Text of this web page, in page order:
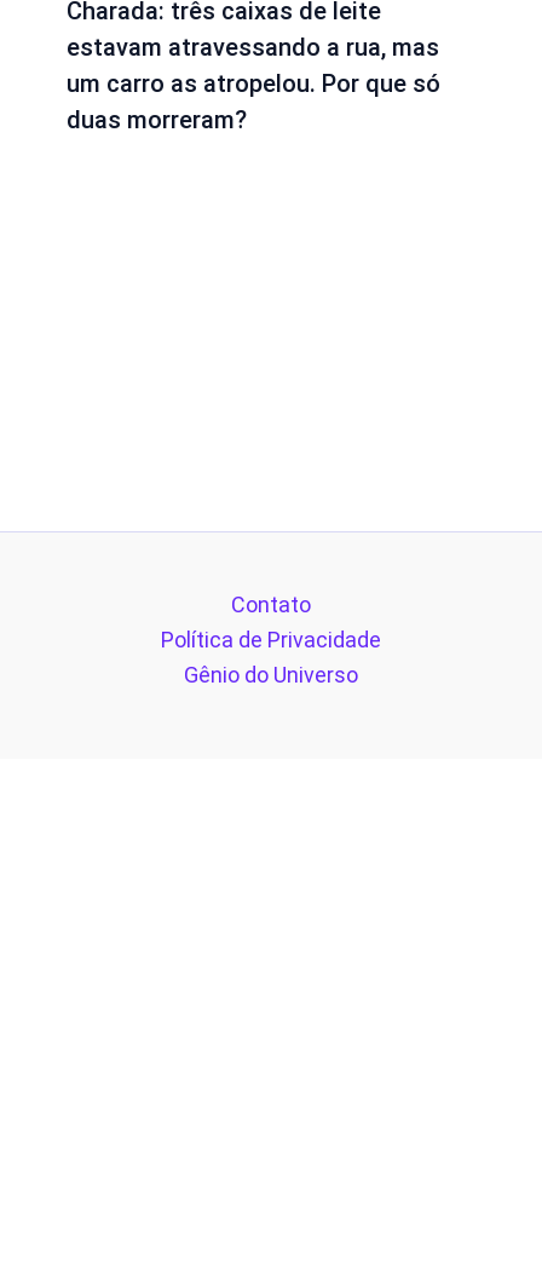
Charada: três caixas de leite
estavam atravessando a rua, mas
um carro as atropelou. Por que só
duas morreram?
Contato
Política de Privacidade
Gênio do Universo